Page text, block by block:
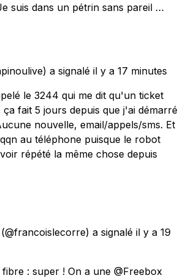
suis dans un pétrin sans pareil …
a signalé il y a 17 minutes
le 3244 qui me dit qu'un ticket
ça fait 5 jours depuis que j'ai démarré
nouvelle, email/appels/sms. Et
au téléphone puisque le robot
répété la même chose depuis
(@francoislecorre) a signalé il y a 19
: super ! On a une @Freebox